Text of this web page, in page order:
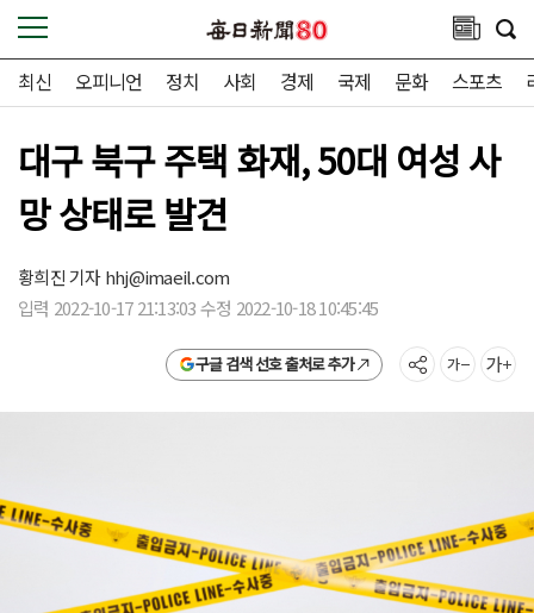
최신 오피니언 정치 사회 경제 국제 문화 스포츠
대구 북구 주택 화재, 50대 여성 사
망 상태로 발견
황희진 기자hhj@imaeil.com
입력 2022-10-17 21:13:03 수정 2022-10-18 10:45:45
구글 검색 선호 출처로 추가